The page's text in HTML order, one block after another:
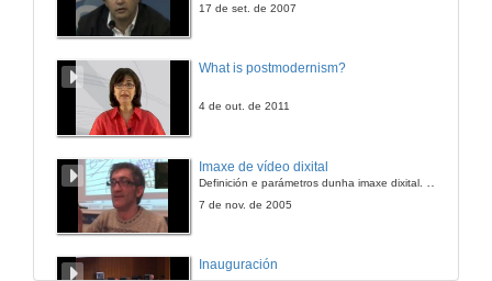
17 de set. de 2007
What is postmodernism?
4 de out. de 2011
Imaxe de vídeo dixital
Definición e parámetros dunha imaxe dixital. Resolución e Aspecto. Profundidade da cor. Compresión. Frame por segundo. Entrelazado. Campos, cadros
7 de nov. de 2005
Inauguración